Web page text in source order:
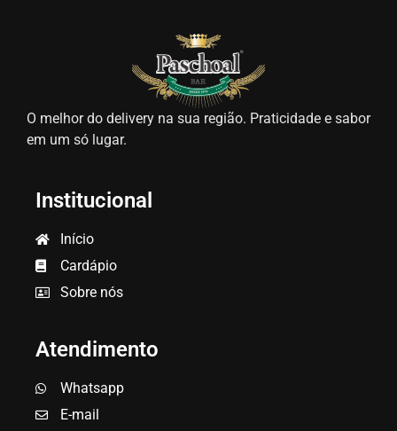
O melhor do delivery na sua região. Praticidade e sabor
em um só lugar.
Institucional
Início
Cardápio
Sobre nós
Atendimento
Whatsapp
E-mail